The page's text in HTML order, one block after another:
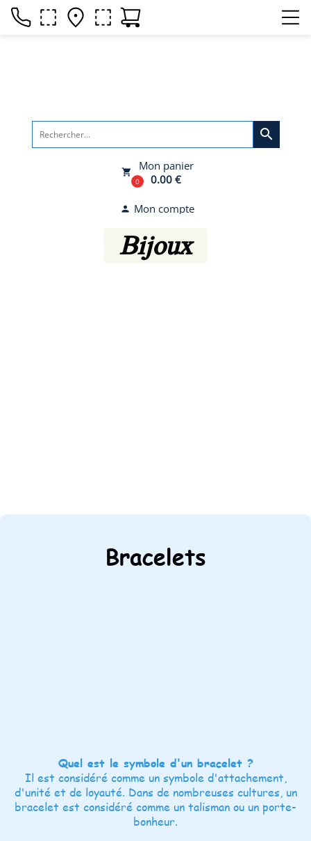
search
local_grocery_store
0
Mon panier
0.00 €
person Mon compte
Bijoux
Bracelets
Quel est le symbole d'un bracelet ?
Il est considéré comme un symbole d'attachement,
d'unité et de loyauté. Dans de nombreuses cultures, un
bracelet est considéré comme un talisman ou un porte-
bonheur.